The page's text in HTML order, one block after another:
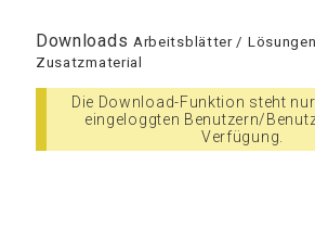
Downloads Arbeitsblätter /
Zusatzmaterial
Die Download-Funktion steht
eingeloggten Benutzern/
Verfügung.